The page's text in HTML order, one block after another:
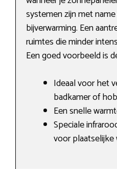
systemen zijn met
bijverwarming. Een
ruimtes die minder
Een goed voorbeeld is
Ideaal voor het
badkamer of
Een snelle
Speciale
voor plaatselijke